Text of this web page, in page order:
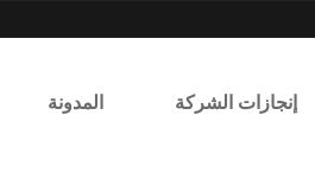
إنجازات الشركة المدونة